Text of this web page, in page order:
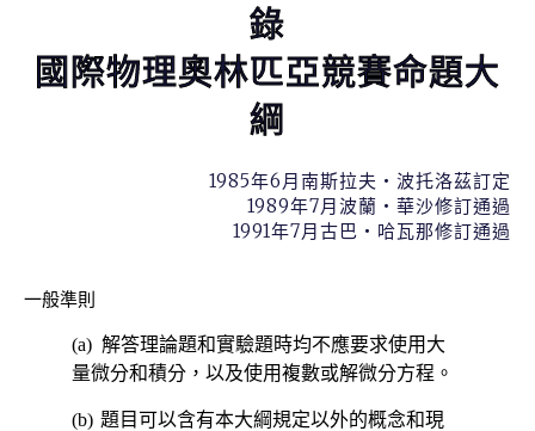
錄
國際物理奧林匹亞競賽命題大
綱
1985年6月南斯拉夫‧波托洛茲訂定
1989年7月波蘭‧華沙修訂通過
1991年7月古巴‧哈瓦那修訂通過
一般準則
(a) 解答理論題和實驗題時均不應要求使用大
量微分和積分，以及使用複數或解微分方程。
(b) 題目可以含有本大綱規定以外的概念和現